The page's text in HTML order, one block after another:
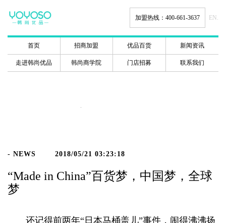
加盟热线：400-661-3637 EN.
首页 招商加盟 优品百货 新闻资讯
走进韩尚优品 韩尚商学院 门店招募 联系我们
- NEWS 2018/05/21 03:23:18
“Made in China”百货梦，中国梦，全球
梦
还记得前两年“日本马桶盖儿”事件，闹得沸沸扬